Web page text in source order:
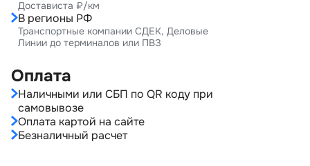
Достависта ₽/км
В регионы РФ
Транспортные компании СДЕК, Деловые
Линии до терминалов или ПВЗ
Оплата
Наличными или СБП по QR коду при
самовывозе
Оплата картой на сайте
Безналичный расчет